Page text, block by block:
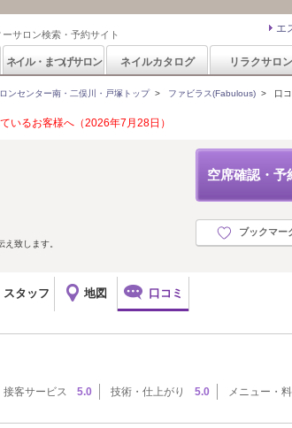
サロン検索・予約サイト エ
ネイル・まつげサロン ネイルカタログ リラクサロン
ンセンター南・二俣川・戸塚トップ> ファビラス(Fabulous) > 口コ
いるお客様へ（2026年7月28日）
空席確認・予
ブックマー
致します。
スタッフ 地図 口コミ
接客サービス 5.0 技術・仕上がり 5.0 メニュー・